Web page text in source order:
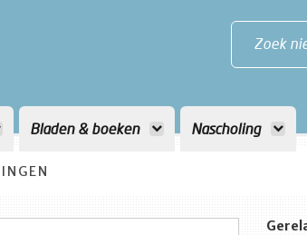
Zoek
Bladen & boeken Nascholing